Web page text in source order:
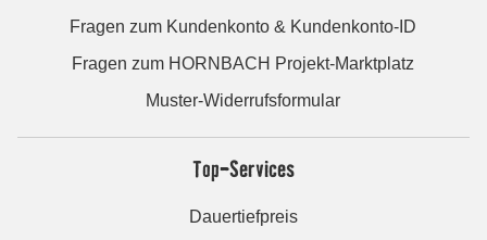
Fragen zum Kundenkonto & Kundenkonto-ID
Fragen zum HORNBACH Projekt-Marktplatz
Muster-Widerrufsformular
Top-Services
Dauertiefpreis